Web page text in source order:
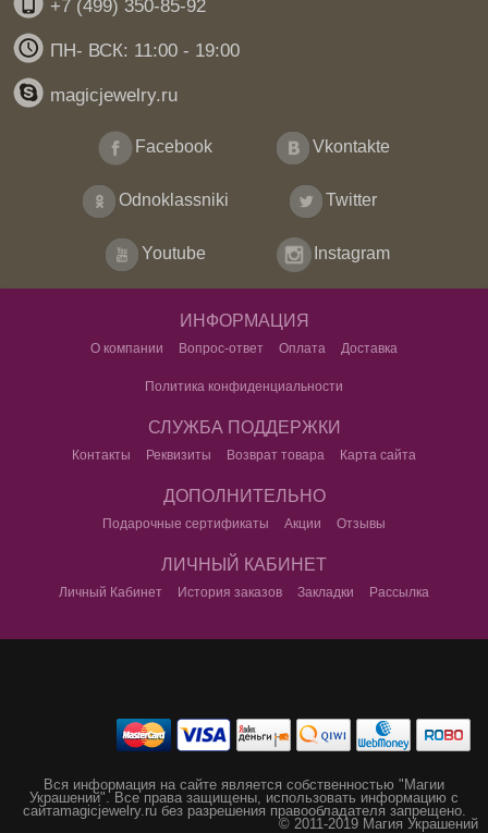
+7 (499) 350-85-92
ПН- ВСК: 11:00 - 19:00
magicjewelry.ru
Facebook Vkontakte
Odnoklassniki Twitter
Youtube Instagram
ИНФОРМАЦИЯ
О компании Вопрос-ответ Оплата Доставка
Политика конфиденциальности
СЛУЖБА ПОДДЕРЖКИ
Контакты Реквизиты Возврат товара Карта сайта
ДОПОЛНИТЕЛЬНО
Подарочные сертификаты Акции Отзывы
ЛИЧНЫЙ КАБИНЕТ
Личный Кабинет История заказов Закладки Рассылка
Вся информация на сайте является собственностью "Магии
Украшений". Все права защищены, использовать информацию с
сайтаmagicjewelry.ru без разрешения правообладателя запрещено.
© 2011-2019 Магия Украшений